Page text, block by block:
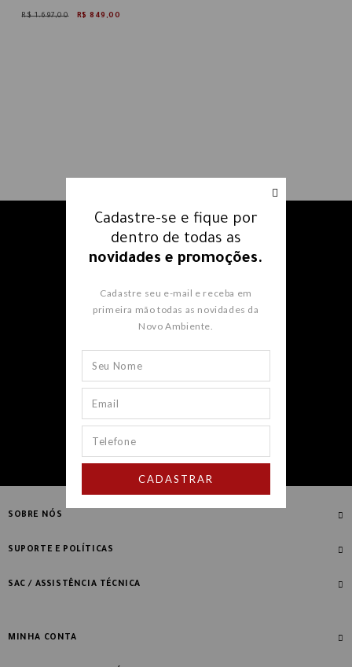
R$ 1.697,00 R$ 849,00
Receba nossos e-mails e fique
por dentrode todas as
CADASTRAR
SOBRE NÓS
Quem Somos
SUPORTE E POLÍTICAS
Compre com Especialista
SAC / ASSISTÊNCIA TÉCNICA
MINHA CONTA
Cadastre-se e fique por
dentro de todas as
novidades e promoções.
Cadastre seu e-mail e receba em
primeira mão todas as novidades da
Novo Ambiente.
CADASTRAR